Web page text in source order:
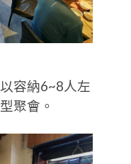
容納6~8人左
聚會。